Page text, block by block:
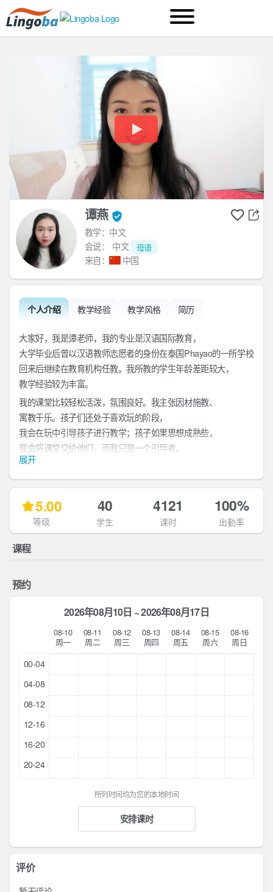
谭燕
教学：中文
会说：
中文 母语
来自： 中国
个人介绍 教学经验 教学风格 简历
大家好，我是谭老师，我的专业是汉语国际教育，
大学毕业后曾以汉语教师志愿者的身份在泰国Phayao的一所学校任
回来后继续在教育机构任教。我所教的学生年龄差距较大，
教学经验较为丰富。
我的课堂比较轻松活泼，氛围良好。我主张因材施教、
寓教于乐。孩子们还处于喜欢玩的阶段，
我会在玩中引导孩子进行教学；孩子如果思想成熟些，
我会将课堂交给他们，而我只是一个引导者。
展开
5.00
等级
40
学生
4121
课时
100%
出勤率
课程
预约
2026年08月10日 ~ 2026年08月17日
08-10
周一
08-11
周二
08-12
周三
08-13
周四
08-14
周五
08-15
周六
08-16
周日
00-04
04-08
08-12
12-16
16-20
20-24
所列时间均为您的本地时间
安排课时
评价